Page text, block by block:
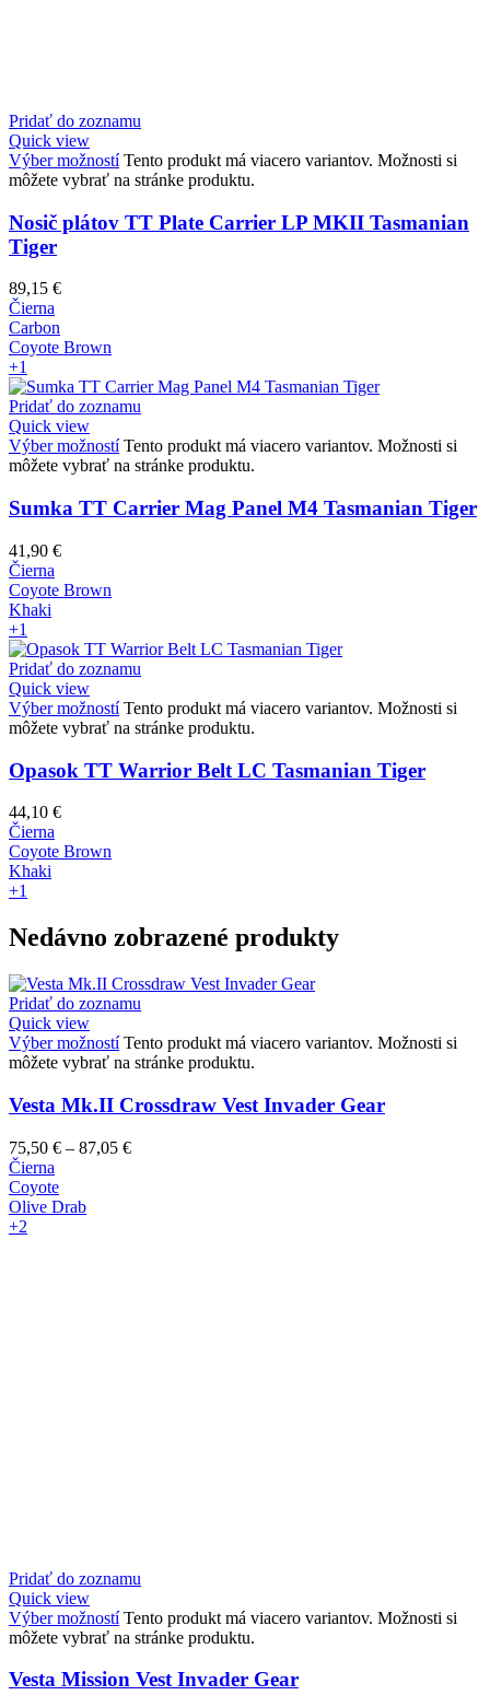
Pridať do zoznamu
Quick view
Výber možností Tento produkt má viacero variantov. Možnosti si
môžete vybrať na stránke produktu.
Nosič plátov TT Plate Carrier LP MKII Tasmanian
Tiger
89,15 €
Čierna
Carbon
Coyote Brown
+1
Pridať do zoznamu
Quick view
Výber možností Tento produkt má viacero variantov. Možnosti si
môžete vybrať na stránke produktu.
Sumka TT Carrier Mag Panel M4 Tasmanian Tiger
41,90 €
Čierna
Coyote Brown
Khaki
+1
Pridať do zoznamu
Quick view
Výber možností Tento produkt má viacero variantov. Možnosti si
môžete vybrať na stránke produktu.
Opasok TT Warrior Belt LC Tasmanian Tiger
44,10 €
Čierna
Coyote Brown
Khaki
+1
Nedávno zobrazené produkty
Pridať do zoznamu
Quick view
Výber možností Tento produkt má viacero variantov. Možnosti si
môžete vybrať na stránke produktu.
Vesta Mk.II Crossdraw Vest Invader Gear
75,50 € – 87,05 €
Čierna
Coyote
Olive Drab
+2
Pridať do zoznamu
Quick view
Výber možností Tento produkt má viacero variantov. Možnosti si
môžete vybrať na stránke produktu.
Vesta Mission Vest Invader Gear